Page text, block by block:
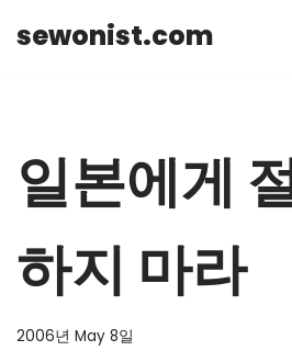
sewonist.com
일본에게
하지 마라
2006년 May 8일